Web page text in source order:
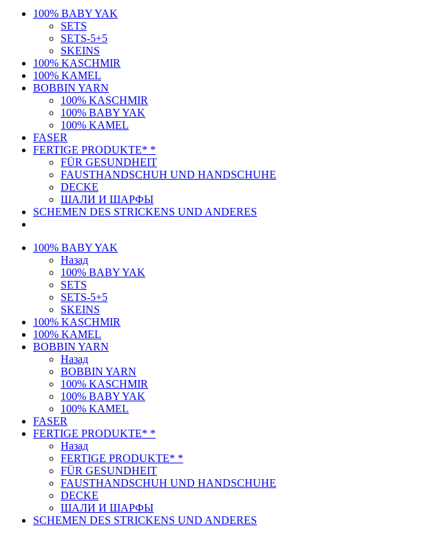
100% BABY YAK
SETS
SETS-5+5
SKEINS
100% KASCHMIR
100% KAMEL
BOBBIN YARN
100% KASCHMIR
100% BABY YAK
100% KAMEL
FASER
FERTIGE PRODUKTE* *
FÜR GESUNDHEIT
FAUSTHANDSCHUH UND HANDSCHUHE
DECKE
ШАЛИ И ШАРФЫ
SCHEMEN DES STRICKENS UND ANDERES
100% BABY YAK
Назад
100% BABY YAK
SETS
SETS-5+5
SKEINS
100% KASCHMIR
100% KAMEL
BOBBIN YARN
Назад
BOBBIN YARN
100% KASCHMIR
100% BABY YAK
100% KAMEL
FASER
FERTIGE PRODUKTE* *
Назад
FERTIGE PRODUKTE* *
FÜR GESUNDHEIT
FAUSTHANDSCHUH UND HANDSCHUHE
DECKE
ШАЛИ И ШАРФЫ
SCHEMEN DES STRICKENS UND ANDERES